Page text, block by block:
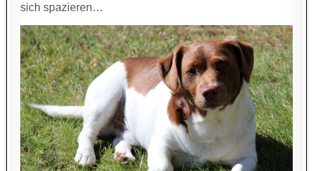
sich spazieren…